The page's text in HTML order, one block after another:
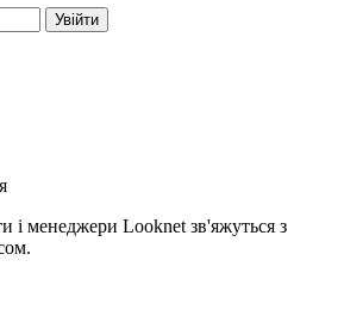
Увійти
і менеджери Looknet зв'яжуться з